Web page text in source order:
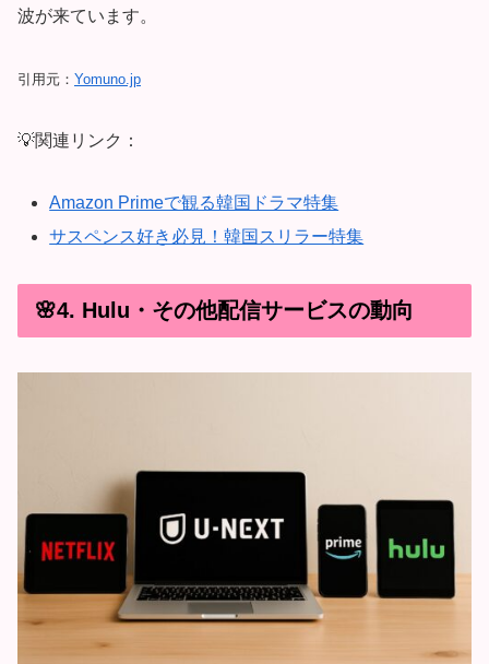
波が来ています。
引用元： Yomuno.jp
💡関連リンク：
Amazon Primeで観る韓国ドラマ特集
サスペンス好き必見！韓国スリラー特集
🌸4. Hulu・その他配信サービスの動向